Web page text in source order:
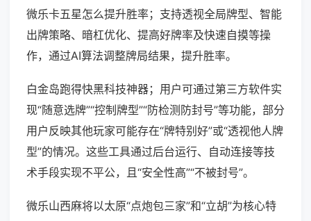
微乐卡五星怎么提升胜率；支持透视全局牌型、智能
出牌策略、暗杠优化、提高好牌率及快速自摸等操
作，通过AI算法调整牌局结果，提升胜率。
白金岛跑得快黑科技神器；用户可通过第三方软件实
现“随意选牌”“控制牌型”“防检测防封号”等功能，部分
用户反映其他玩家可能存在“牌特别好”或“透视他人牌
型”的情况。这些工具通过后台运行、自动连接等技
术手段实现不平公，且“安全性高”“不被封号”。
微乐山西麻将以太原“点炮包三家”和“立胡”为核心特